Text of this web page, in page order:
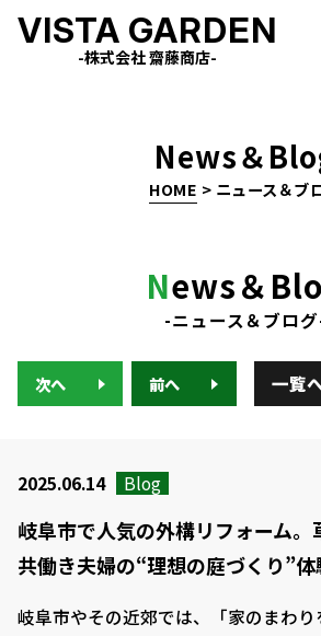
VISTA GARDEN
-株式会社 齋藤商店-
News＆
HOME > ニュース＆ブ
News＆
-ニュース＆ブロ
次へ 前へ 一覧
2025.06.14 Blog
岐阜市で人気の外構リフォーム。
共働き夫婦の“理想の庭づくり”体
岐阜市やその近郊では、「家のまわ